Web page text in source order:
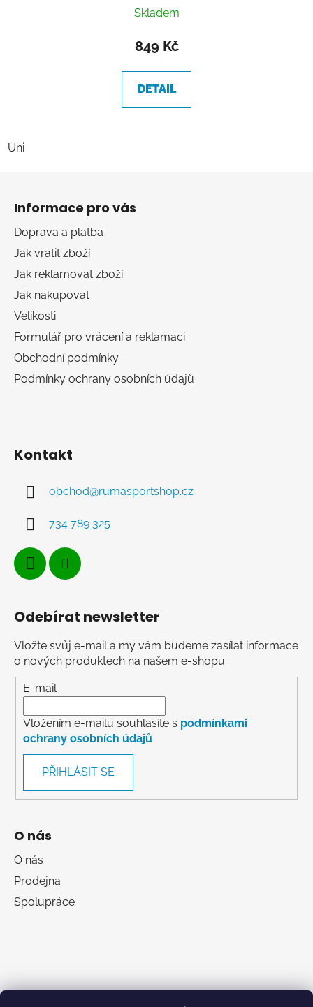
Skladem
849 Kč
DETAIL
Uni
Informace pro vás
Doprava a platba
Jak vrátit zboží
Jak reklamovat zboží
Jak nakupovat
Velikosti
Formulář pro vrácení a reklamaci
Obchodní podmínky
Podmínky ochrany osobních údajů
Kontakt
obchod@rumasportshop.cz
734 789 325
Odebírat newsletter
Vložte svůj e-mail a my vám budeme zasílat informace
o nových produktech na našem e-shopu.
E-mail
Vložením e-mailu souhlasíte s podmínkami
ochrany osobních údajů
PŘIHLÁSIT SE
O nás
O nás
Prodejna
Spolupráce